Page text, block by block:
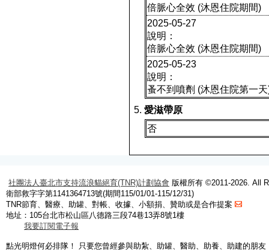
倍脈心全效 (沐恩住院期間)
2025-05-27
說明：
倍脈心全效 (沐恩住院期間)
2025-05-23
說明：
蚤不到噴劑 (沐恩住院第一
愛滋帶原
否
社團法人臺北市支持流浪貓絕育(TNR)計劃協會 版權所有 ©2011-2026. All
衛部救字字第1141364713號(期間115/01/01-115/12/31)
TNR節育、醫療、助罐、對帳、收據、小額捐、贊助或是合作提案
地址：105台北市松山區八德路三段74巷13弄8號1樓
我要訂閱電子報
點光明燈何必排隊！ 只要您曾經參與助紮、助罐、醫助、助養、助建的朋